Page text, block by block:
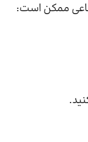
ممکن است: